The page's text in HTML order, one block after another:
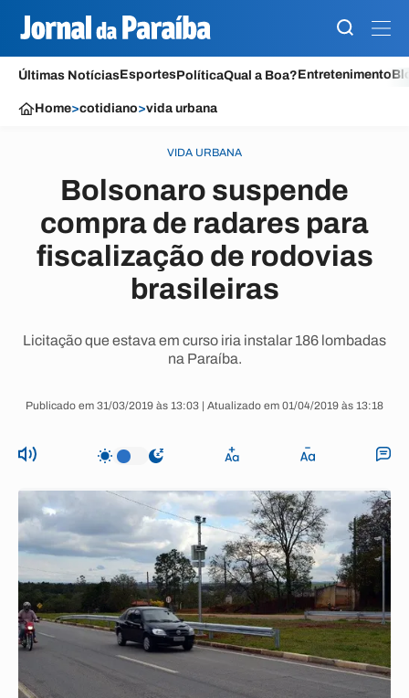
Últimas NotíciasEsportesPolíticaQual a Boa?Entretenimento
Home>cotidiano>vida urbana
VIDA URBANA
Bolsonaro suspende
compra de radares para
fiscalização de rodovias
brasileiras
Licitação que estava em curso iria instalar 186 lombadas
na Paraíba.
Publicado em 31/03/2019 às 13:03 | Atualizado em 01/04/2019 às 13:18